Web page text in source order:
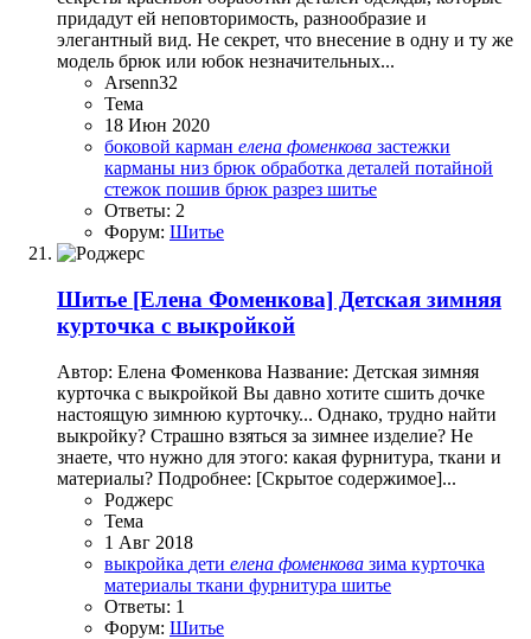
придадут ей неповторимость, разнообразие и
элегантный вид. Не секрет, что внесение в одну и ту же
модель брюк или юбок незначительных...
Arsenn32
Тема
18 Июн 2020
боковой карман елена фоменкова застежки
карманы низ брюк обработка деталей потайной
стежок пошив брюк разрез шитье
Ответы: 2
Форум: Шитье
Шитье [Елена Фоменкова] Детская зимняя
курточка с выкройкой
Автор: Елена Фоменкова Название: Детская зимняя
курточка с выкройкой Вы давно хотите сшить дочке
настоящую зимнюю курточку... Однако, трудно найти
выкройку? Страшно взяться за зимнее изделие? Не
знаете, что нужно для этого: какая фурнитура, ткани и
материалы? Подробнее: [Скрытое содержимое]...
Роджерc
Тема
1 Авг 2018
выкройка дети елена фоменкова зима курточка
материалы ткани фурнитура шитье
Ответы: 1
Форум: Шитье